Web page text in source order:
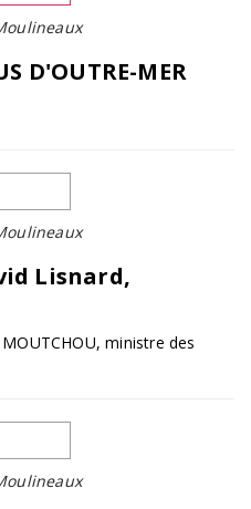
D'OUTRE-MER
Lisnard,
ministre des